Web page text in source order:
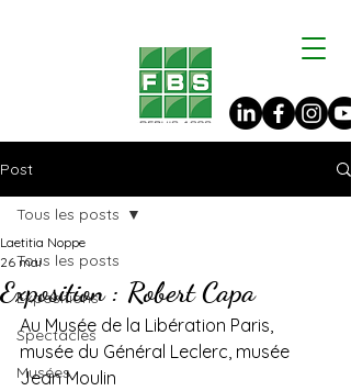
Post
Tous les posts
Expositions
Spectacles
Musées
Tous les posts
Exposition : Robert Capa
Laetitia Noppe
26 mai
Au Musée de la Libération Paris,
musée du Général Leclerc, musée
Jean Moulin